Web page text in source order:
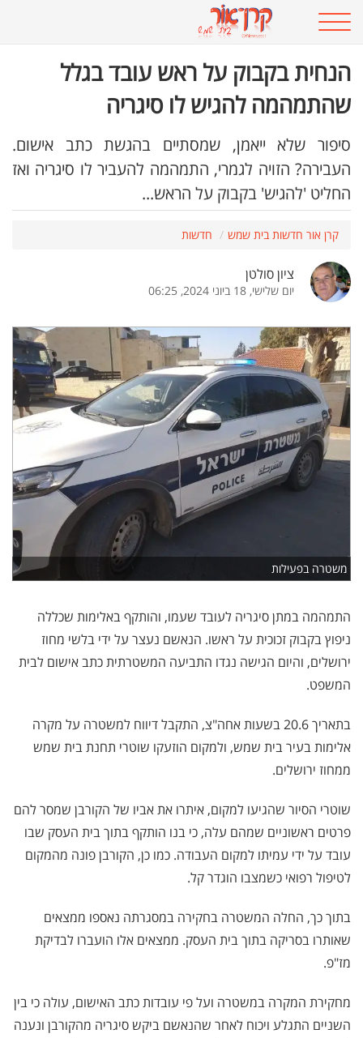
הנחית בקבוק על ראש עובד בגלל
שהתמהמה להגיש לו סיגריה
סיפור שלא ייאמן, שמסתיים בהגשת כתב אישום.
העבירה? הזויה לגמרי, התמהמה להעביר לו סיגריה ואז
החליט 'להגיש' בקבוק על הראש...
קרן אור חדשות בית שמש חדשות
ציון סולטן
יום שלישי, 18 ביוני 2024, 06:25
משטרה בפעילות
התמהמה במתן סיגריה לעובד שעמו, והותקף באלימות שכללה
ניפוץ בקבוק זכוכית על ראשו. הנאשם נעצר על ידי בלשי מחוז
ירושלים, והיום הגישה נגדו התביעה המשטרתית כתב אישום לבית
המשפט.
בתאריך 20.6 בשעות אחה"צ, התקבל דיווח למשטרה על מקרה
אלימות בעיר בית שמש, ולמקום הוזעקו שוטרי תחנת בית שמש
ממחוז ירושלים.
שוטרי הסיור שהגיעו למקום, איתרו את אביו של הקורבן שמסר להם
פרטים ראשוניים שמהם עלה, כי בנו הותקף בתוך בית העסק שבו
עובד על ידי עמיתו למקום העבודה. כמו כן, הקורבן פונה מהמקום
לטיפול רפואי כשמצבו הוגדר קל.
בתוך כך, החלה המשטרה בחקירה במסגרתה נאספו ממצאים
שאותרו בסריקה בתוך בית העסק. ממצאים אלו הועברו לבדיקת
מז"פ.
מחקירת המקרה במשטרה ועל פי עובדות כתב האישום, עולה כי בין
השניים התגלע ויכוח לאחר שהנאשם ביקש סיגריה מהקורבן ונענה